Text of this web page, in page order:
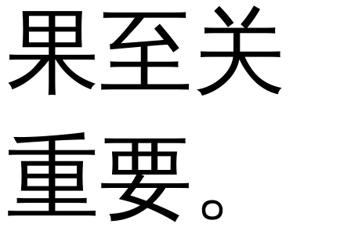
果至关
重要。